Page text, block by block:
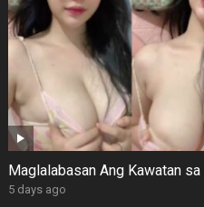
Maglalabasan Ang Kawatan
5 days ago